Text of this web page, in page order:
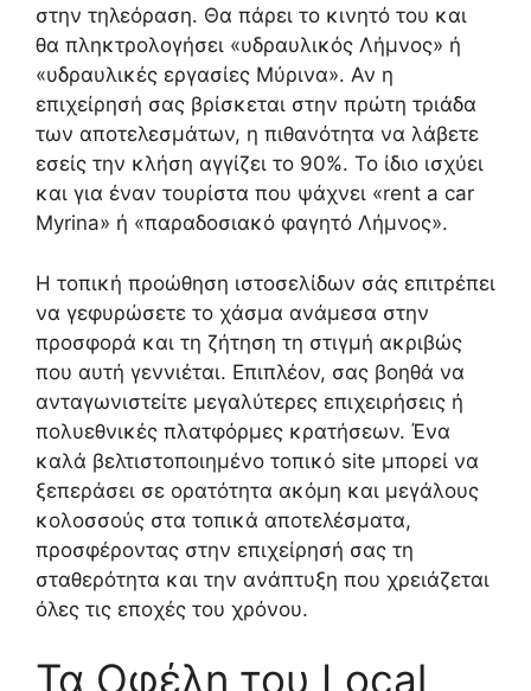
στην τηλεόραση. Θα πάρει το κινητό του και
θα πληκτρολογήσει «υδραυλικός Λήμνος» ή
«υδραυλικές εργασίες Μύρινα». Αν η
επιχείρησή σας βρίσκεται στην πρώτη τριάδα
των αποτελεσμάτων, η πιθανότητα να λάβετε
εσείς την κλήση αγγίζει το 90%. Το ίδιο ισχύει
και για έναν τουρίστα που ψάχνει «rent a car
Myrina» ή «παραδοσιακό φαγητό Λήμνος».
Η τοπική προώθηση ιστοσελίδων σάς επιτρέπει
να γεφυρώσετε το χάσμα ανάμεσα στην
προσφορά και τη ζήτηση τη στιγμή ακριβώς
που αυτή γεννιέται. Επιπλέον, σας βοηθά να
ανταγωνιστείτε μεγαλύτερες επιχειρήσεις ή
πολυεθνικές πλατφόρμες κρατήσεων. Ένα
καλά βελτιστοποιημένο τοπικό site μπορεί να
ξεπεράσει σε ορατότητα ακόμη και μεγάλους
κολοσσούς στα τοπικά αποτελέσματα,
προσφέροντας στην επιχείρησή σας τη
σταθερότητα και την ανάπτυξη που χρειάζεται
όλες τις εποχές του χρόνου.
Τα Οφέλη του Local